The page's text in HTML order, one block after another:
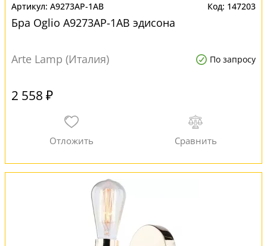
A9273AP-1AB 147203
Бра Oglio A9273AP-1AB эдисона
Arte Lamp (Италия) По запросу
2 558 ₽